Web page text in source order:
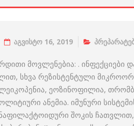
აგვისტო 16, 2019
მოვლენებია: . ინფექციები
სხვა რეზისტენტული
ეოზინოფილია,
ანემია. იმუნური
შოკის